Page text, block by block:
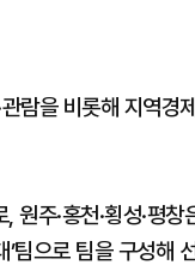
람을 비롯해 지역경
원주·홍천·횡성·평창
’팀으로 팀을 구성해